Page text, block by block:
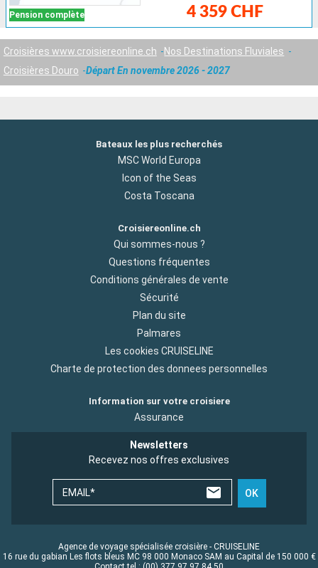
Pension complète 4 359 CHF
Croisières www.croisiereonline.ch
Nos Destinations Fluviales
Croisières Douro
Départ En novembre 2026 - 2027
Bateaux les plus recherchés
MSC World Europa
Icon of the Seas
Costa Toscana
Croisiereonline.ch
Qui sommes-nous ?
Questions fréquentes
Conditions générales de vente
Sécurité
Plan du site
Palmares
Les cookies CRUISELINE
Charte de protection des donnees personnelles
Information sur votre croisiere
Assurance
Newsletters
Recevez nos offres exclusives
EMAIL* OK
Agence de voyage spécialisée croisière - CRUISELINE
16 rue du gabian Les flots bleus MC 98 000 Monaco SAM au Capital de 150 000 €